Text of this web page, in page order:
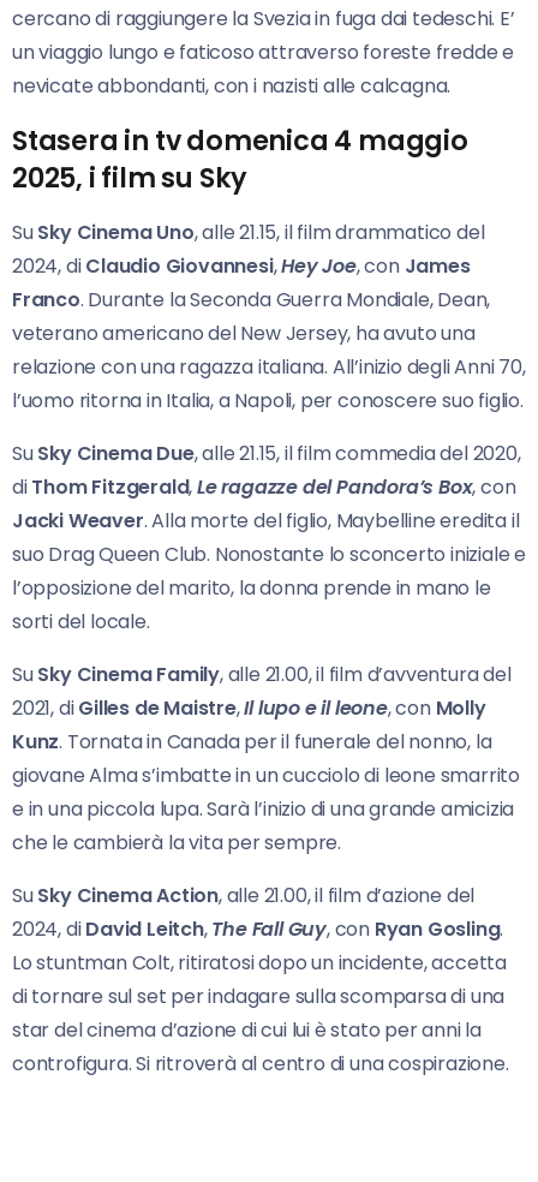
cercano di raggiungere la Svezia in fuga dai tedeschi. E’
un viaggio lungo e faticoso attraverso foreste fredde e
nevicate abbondanti, con i nazisti alle calcagna.
Stasera in tv domenica 4 maggio
2025, i film su Sky
SuSky Cinema Uno, alle 21.15, il film drammatico del
2024, diClaudio Giovannesi,Hey Joe, con James
Franco. Durante la Seconda Guerra Mondiale, Dean,
veterano americano del New Jersey, ha avuto una
relazione con una ragazza italiana. All’inizio degli Anni 70,
l’uomo ritorna in Italia, a Napoli, per conoscere suo figlio.
SuSky Cinema Due, alle 21.15, il film commedia del 2020,
diThom Fitzgerald,Le ragazze delPandora’s Box, con
Jacki Weaver. Alla morte del figlio, Maybelline eredita il
suo Drag Queen Club. Nonostante lo sconcerto iniziale e
l’opposizione del marito, la donna prende in mano le
sorti del locale.
SuSky Cinema Family, alle 21.00, il film d’avventura del
2021, diGilles de Maistre,Il lupo e illeone, con Molly
Kunz. Tornata in Canada per il funerale del nonno, la
giovane Alma s’imbatte in un cucciolo di leone smarrito
e in una piccola lupa. Sarà l’inizio di una grande amicizia
che le cambierà la vita per sempre.
SuSky Cinema Action, alle 21.00, il film d’azione del
2024, diDavid Leitch,The Fall Guy, con Ryan Gosling.
Lo stuntman Colt, ritiratosi dopo un incidente, accetta
di tornare sul set per indagare sulla scomparsa di una
star del cinema d’azione di cui lui è stato per anni la
controfigura. Si ritroverà al centro di una cospirazione.